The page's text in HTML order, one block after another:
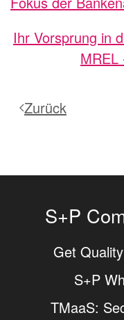
Ihr Vorsprung in
MREL
Zurück
S+P
Get
S+P
TMaaS: